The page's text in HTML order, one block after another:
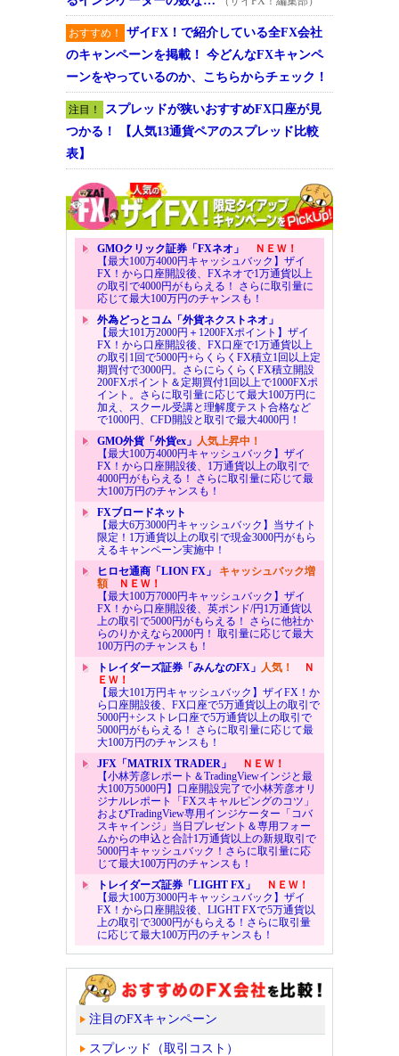
おすすめ！
ザイFX！で紹介している全FX会社
のキャンペーンを掲載！ 今どんなFXキャンペ
ーンをやっているのか、こちらからチェック！
注目！
スプレッドが狭いおすすめFX口座が見
つかる！ 【人気13通貨ペアのスプレッド比較
表】
GMOクリック証券「FXネオ」
ＮＥＷ！
【最大100万4000円キャッシュバック】ザイ
FX！から口座開設後、FXネオで1万通貨以上
の取引で4000円がもらえる！ さらに取引量に
応じて最大100万円のチャンスも！
外為どっとコム「外貨ネクストネオ」
【最大101万2000円＋1200FXポイント】ザイ
FX！から口座開設後、FX口座で1万通貨以上
の取引1回で5000円+らくらくFX積立1回以上定
期買付で3000円。さらにらくらくFX積立開設
200FXポイント＆定期買付1回以上で1000FXポ
イント。さらに取引量に応じて最大100万円に
加え、スクール受講と理解度テスト合格など
で1000円、CFD開設と取引で最大4000円！
GMO外貨「外貨ex」 人気上昇中！
【最大100万4000円キャッシュバック】ザイ
FX！から口座開設後、1万通貨以上の取引で
4000円がもらえる！ さらに取引量に応じて最
大100万円のチャンスも！
FXブロードネット
【最大6万3000円キャッシュバック】当サイト
限定！1万通貨以上の取引で現金3000円がもら
えるキャンペーン実施中！
ヒロセ通商「LION FX」 キャッシュバック増
額ＮＥＷ！
【最大100万7000円キャッシュバック】ザイ
FX！から口座開設後、英ポンド/円1万通貨以
上の取引で5000円がもらえる！ さらに他社か
らのりかえなら2000円！ 取引量に応じて最大
100万円のチャンスも！
トレイダーズ証券「みんなのFX」 人気！
Ｎ
ＥＷ！
【最大101万円キャッシュバック】ザイFX！か
ら口座開設後、FX口座で5万通貨以上の取引で
5000円+シストレ口座で5万通貨以上の取引で
5000円がもらえる！ さらに取引量に応じて最
大100万円のチャンスも！
JFX「MATRIX TRADER」
ＮＥＷ！
【小林芳彦レポート＆TradingViewインジと最
大100万5000円】口座開設完了で小林芳彦オリ
ジナルレポート「FXスキャルピングのコツ」
およびTradingView専用インジケーター「コバ
スキャインジ」当日プレゼント＆専用フォー
ムからの申込と合計1万通貨以上の新規取引で
5000円キャッシュバック！さらに取引量に応
じて最大100万円のチャンスも！
トレイダーズ証券「LIGHT FX」
ＮＥＷ！
【最大100万3000円キャッシュバック】ザイ
FX！から口座開設後、LIGHT FXで5万通貨以
上の取引で3000円がもらえる！さらに取引量
に応じて最大100万円のチャンスも！
注目のFXキャンペーン
スプレッド（取引コスト）